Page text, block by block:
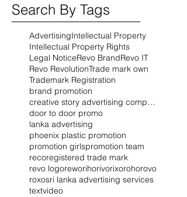
Search By Tags
AdvertisingIntellectual Property
Intellectual Property Rights
Legal NoticeRevo BrandRevo IT
Revo RevolutionTrade mark own
Trademark Registration
brand promotion
creative story advertising company
door to door promo
lanka advertising
phoenix plastic promotion
promotion girlspromotion team
recoregistered trade mark
revo logoreworihorivorixorohorovo
roxosri lanka advertising services
textvideo